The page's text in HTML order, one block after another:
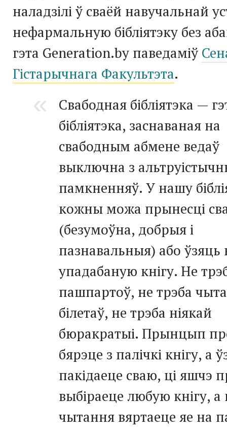
наладзілі ў сваёй навучальнай
нефармальную бібліятэку без
гэта Generation.by паведаміў
Гістарычнага Факультэта.
Свабодная бібліятэка —
бібліятэка, заснаваная на
свабодным абмене ведаў
выключна з
памкненняў. У нашу
кожны можа прынесці
(безумоўна, добрыя і
пазнавальныя) або ўзяць
упадабаную кнігу. Не
пашпартоў, не трэба
білетаў, не трэба ніякай
бюракратыі. Прынцып
бярэце з палічкі кнігу, а
пакідаеце сваю, ці яшчэ
выбіраеце любую кнігу, а
чытання вяртаеце яе на